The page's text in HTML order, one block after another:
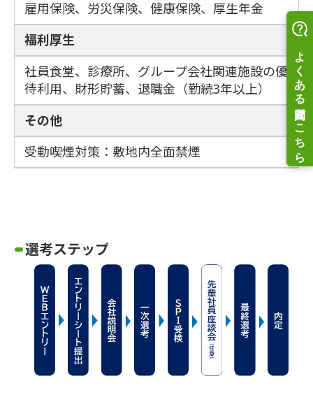
雇用保険、労災保険、健康保険、厚生年金
福利厚生
社員食堂、診療所、グループ会社関連施設の優
待利用、財形貯蓄、退職金（勤続3年以上）
その他
受動喫煙対策：敷地内全面禁煙
選考ステップ